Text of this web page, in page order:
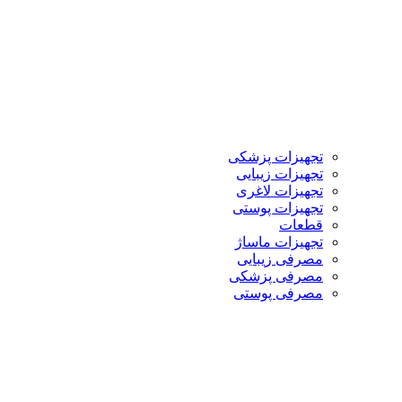
تجهیزات پزشکی
تجهیزات زیبایی
تجهیزات لاغری
تجهیزات پوستی
قطعات
تجهیزات ماساژ
مصرفی زیبایی
مصرفی پزشکی
مصرفی پوستی